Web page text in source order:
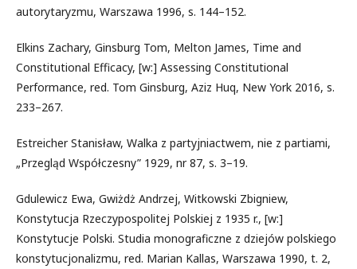
autorytaryzmu, Warszawa 1996, s. 144–152.
Elkins Zachary, Ginsburg Tom, Melton James, Time and
Constitutional Efficacy, [w:] Assessing Constitutional
Performance, red. Tom Ginsburg, Aziz Huq, New York 2016, s.
233–267.
Estreicher Stanisław, Walka z partyjniactwem, nie z partiami,
„Przegląd Współczesny” 1929, nr 87, s. 3–19.
Gdulewicz Ewa, Gwiżdż Andrzej, Witkowski Zbigniew,
Konstytucja Rzeczypospolitej Polskiej z 1935 r., [w:]
Konstytucje Polski. Studia monograficzne z dziejów polskiego
konstytucjonalizmu, red. Marian Kallas, Warszawa 1990, t. 2,